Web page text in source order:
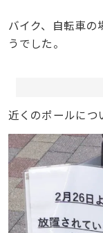
バイク、自転車の
うでした。
近くのポールにつ